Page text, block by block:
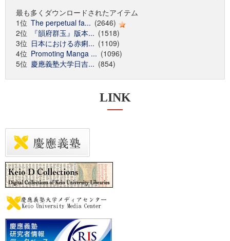
最も多くダウンロードされたアイテム
1位 The perpetual fa... (2646)
2位
『韻府群玉』版本... (1518)
3位 日本における赤痢... (1109)
4位 Promoting Manga ... (1096)
5位 慶應義塾大学日吉... (854)
LINK